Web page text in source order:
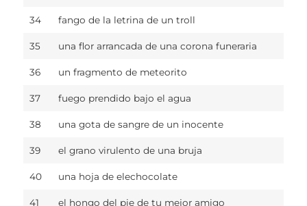
34 fango de la letrina de un troll
35 una flor arrancada de una corona funeraria
36 un fragmento de meteorito
37 fuego prendido bajo el agua
38 una gota de sangre de un inocente
39 el grano virulento de una bruja
40 una hoja de elechocolate
41 el hongo del pie de tu mejor amigo